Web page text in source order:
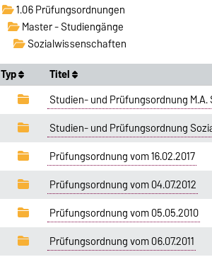
1.06 Prüfungsordnungen
Master - Studiengänge
Sozialwissenschaften
Typ
Titel
Studien- und Prüfungsordnung
Studien- und Prüfungsordnung
Prüfungsordnung vom 16.02.2017
Prüfungsordnung vom 04.07.2012
Prüfungsordnung vom 05.05.2010
Prüfungsordnung vom 06.07.2011